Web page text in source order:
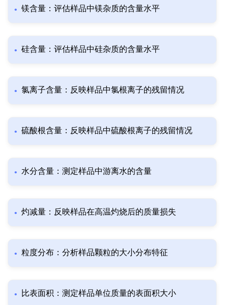
镁含量：评估样品中镁杂质的含量水平
硅含量：评估样品中硅杂质的含量水平
氯离子含量：反映样品中氯根离子的残留情况
硫酸根含量：反映样品中硫酸根离子的残留情况
水分含量：测定样品中游离水的含量
灼减量：反映样品在高温灼烧后的质量损失
粒度分布：分析样品颗粒的大小分布特征
比表面积：测定样品单位质量的表面积大小